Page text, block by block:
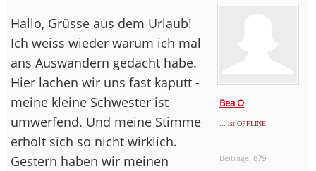
Bea O
... ist OFFLINE
Beiträge:879
Hallo, Grüsse aus dem Urlaub!
Ich weiss wieder warum ich mal
ans Auswandern gedacht habe.
Hier lachen wir uns fast kaputt -
meine kleine Schwester ist
umwerfend. Und meine Stimme
erholt sich so nicht wirklich.
Gestern haben wir meinen